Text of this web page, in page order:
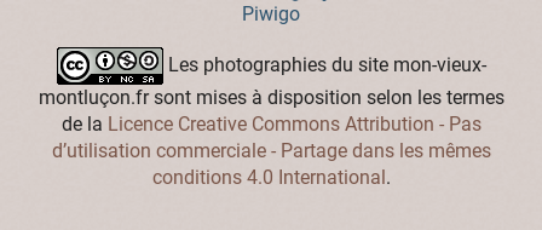
Piwigo
Les photographies du site mon-vieux-
montluçon.fr sont mises à disposition selon les termes
de la Licence Creative Commons Attribution - Pas
d’utilisation commerciale - Partage dans les mêmes
conditions 4.0 International.